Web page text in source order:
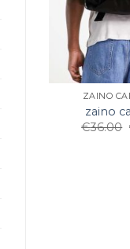
ZAINO
zaino
€36.00